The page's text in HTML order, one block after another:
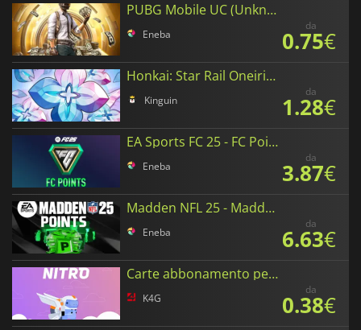
PUBG Mobile UC (Unknown Cash)
Eneba
da
0.75€
Honkai: Star Rail Oneiric Shards
Kinguin
da
1.28€
EA Sports FC 25 - FC Points
Eneba
da
3.87€
Madden NFL 25 - Madden Points
Eneba
da
6.63€
Carte abbonamento per Discord Nitro
K4G
da
0.38€